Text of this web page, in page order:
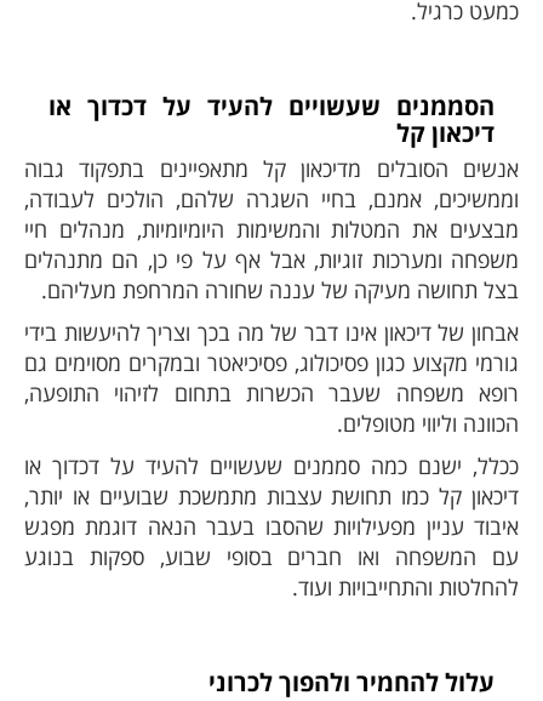
כמעט כרגיל.
הסממנים שעשויים להעיד על דכדוך או
דיכאון קל
אנשים הסובלים מדיכאון קל מתאפיינים בתפקוד גבוה
וממשיכים, אמנם, בחיי השגרה שלהם, הולכים לעבודה,
מבצעים את המטלות והמשימות היומיומיות, מנהלים חיי
משפחה ומערכות זוגיות, אבל אף על פי כן, הם מתנהלים
בצל תחושה מעיקה של עננה שחורה המרחפת מעליהם.
אבחון של דיכאון אינו דבר של מה בכך וצריך להיעשות בידי
גורמי מקצוע כגון פסיכולוג, פסיכיאטר ובמקרים מסוימים גם
רופא משפחה שעבר הכשרות בתחום לזיהוי התופעה,
הכוונה וליווי מטופלים.
ככלל, ישנם כמה סממנים שעשויים להעיד על דכדוך או
דיכאון קל כמו תחושת עצבות מתמשכת שבועיים או יותר,
איבוד עניין מפעילויות שהסבו בעבר הנאה דוגמת מפגש
עם המשפחה ואו חברים בסופי שבוע, ספקות בנוגע
להחלטות והתחייבויות ועוד.
עלול להחמיר ולהפוך לכרוני